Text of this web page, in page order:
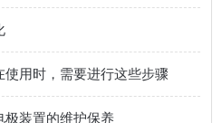
用时，需要进行这些步骤
极装置的维护保养